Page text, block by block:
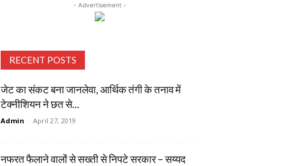
- Advertisement -
RECENT POSTS
जेट का संकट बना जानलेवा, आर्थिक तंगी के तनाव में
टेक्नीशियन ने छत से...
Admin - April 27, 2019
नफरत फैलाने वालों से सख्ती से निपटे सरकार – सय्यद